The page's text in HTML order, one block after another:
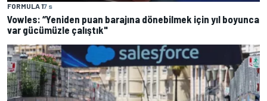
FORMULA 17 s
Vowles: “Yeniden puan barajına dönebilmek için yıl boyunca
var gücümüzle çalıştık"